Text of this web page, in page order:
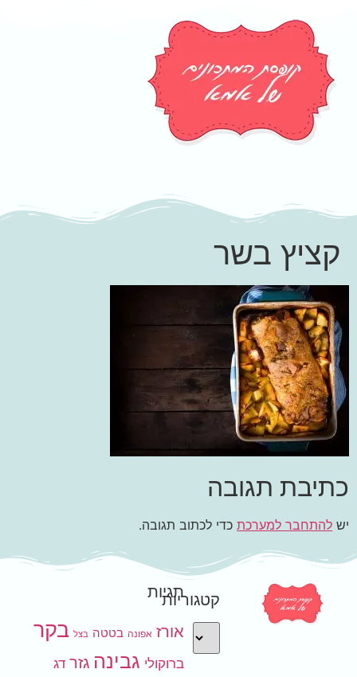
קציץ בשר
כתיבת תגובה
יש להתחבר למערכת כדי לכתוב תגובה.
קטגוריות
תגיות
אורז אפונה בטטה בצל בקר
ברוקולי גבינה גזר דג